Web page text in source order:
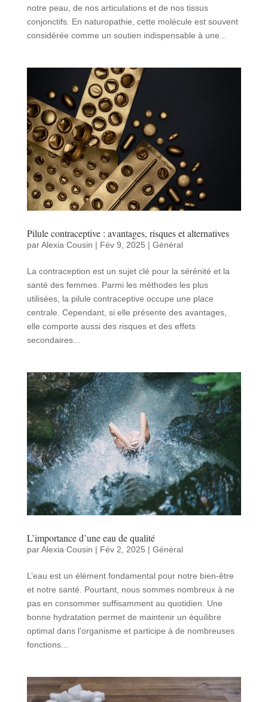
notre peau, de nos articulations et de nos tissus
conjonctifs. En naturopathie, cette molécule est souvent
considérée comme un soutien indispensable à une...
Pilule contraceptive : avantages, risques et alternatives
parAlexia Cousin | Fév 9, 2025 | Général
La contraception est un sujet clé pour la sérénité et la
santé des femmes. Parmi les méthodes les plus
utilisées, la pilule contraceptive occupe une place
centrale. Cependant, si elle présente des avantages,
elle comporte aussi des risques et des effets
secondaires...
L’importance d’une eau de qualité
parAlexia Cousin | Fév 2, 2025 | Général
L’eau est un élément fondamental pour notre bien-être
et notre santé. Pourtant, nous sommes nombreux à ne
pas en consommer suffisamment au quotidien. Une
bonne hydratation permet de maintenir un équilibre
optimal dans l’organisme et participe à de nombreuses
fonctions...